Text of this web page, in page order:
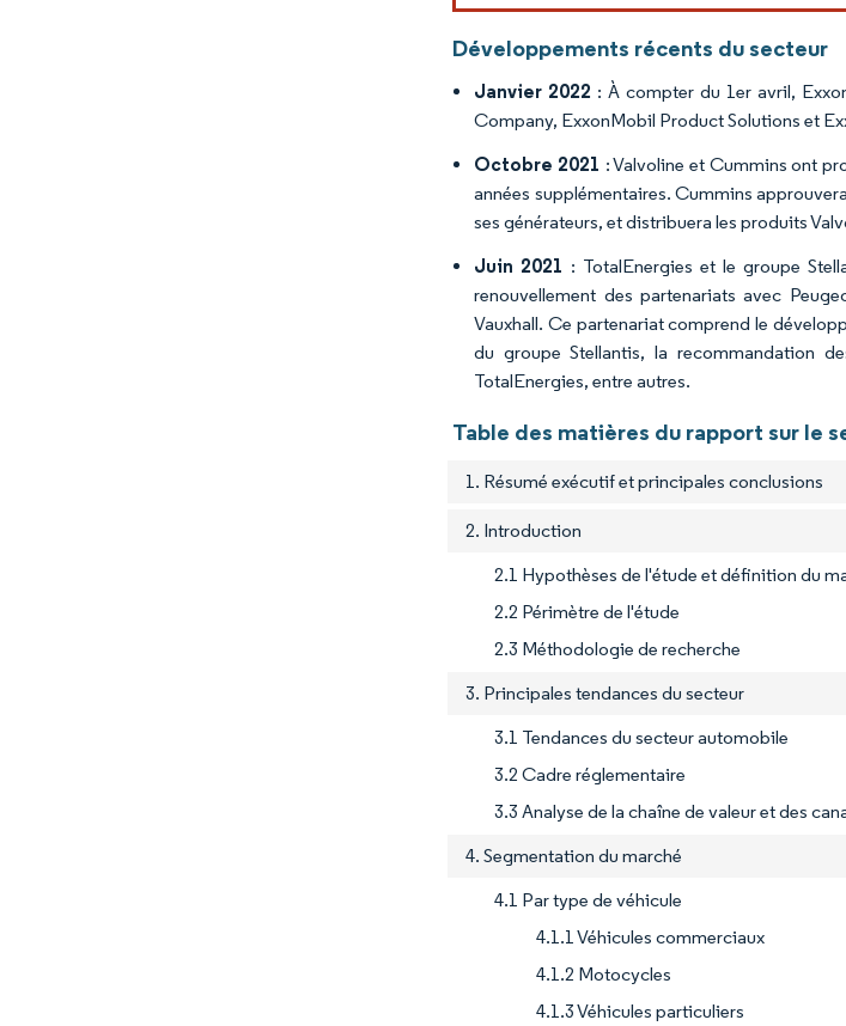
Développements récents du secteur
Janvier 2022 : À compter du 1er avril,
Company, ExxonMobil Product Solutions et
Octobre 2021 : Valvoline et Cummins ont
années supplémentaires. Cummins
ses générateurs, et distribuera les produits
Juin 2021 : TotalEnergies et le groupe
renouvellement des partenariats avec
Vauxhall. Ce partenariat comprend le
du groupe Stellantis, la recommandation
TotalEnergies, entre autres.
Table des matières du rapport sur le
1. Résumé exécutif et principales conclusions
2. Introduction
2.1 Hypothèses de l'étude et définition du
2.2 Périmètre de l'étude
2.3 Méthodologie de recherche
3. Principales tendances du secteur
3.1 Tendances du secteur automobile
3.2 Cadre réglementaire
3.3 Analyse de la chaîne de valeur et des
4. Segmentation du marché
4.1 Par type de véhicule
4.1.1 Véhicules commerciaux
4.1.2 Motocycles
4.1.3 Véhicules particuliers